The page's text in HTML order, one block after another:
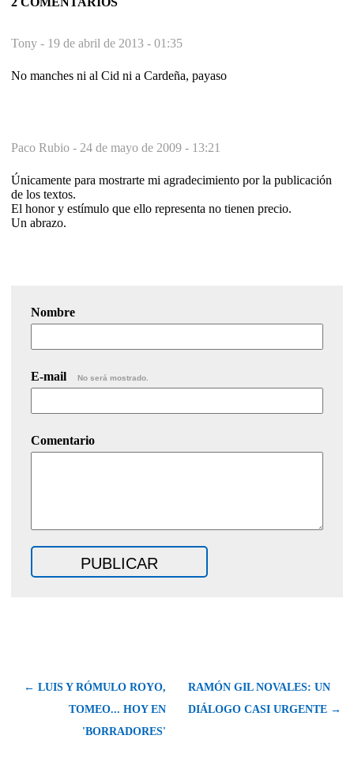
Tony - 19 de abril de 2013 - 01:35
No manches ni al Cid ni a Cardeña, payaso
Paco Rubio - 24 de mayo de 2009 - 13:21
Únicamente para mostrarte mi agradecimiento por la publicación
de los textos.
El honor y estímulo que ello representa no tienen precio.
Un abrazo.
Nombre
E-mail No será mostrado.
Comentario
← LUIS Y RÓMULO ROYO,
TOMEO... HOY EN
'BORRADORES'
RAMÓN GIL NOVALES: UN
DIÁLOGO CASI URGENTE →